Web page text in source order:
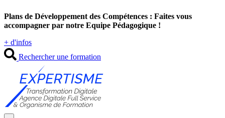
au
contenu
Plans de Développement des Compétences : Faites vous
accompagner par notre Equipe Pédagogique !
+ d'infos
Rechercher une formation